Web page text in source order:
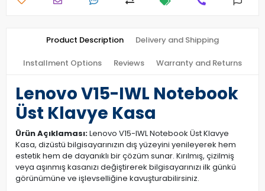
Product Description Delivery and Shipping
Installment Options Reviews Warranty and Returns
Lenovo V15-IWL Notebook
Üst Klavye Kasa
Ürün Açıklaması:Lenovo V15-IWL Notebook Üst Klavye
Kasa, dizüstü bilgisayarınızın dış yüzeyini yenileyerek hem
estetik hem de dayanıklı bir çözüm sunar. Kırılmış, çizilmiş
veya aşınmış kasanızı değiştirerek bilgisayarınızı ilk günkü
görünümüne ve işlevselliğine kavuşturabilirsiniz.